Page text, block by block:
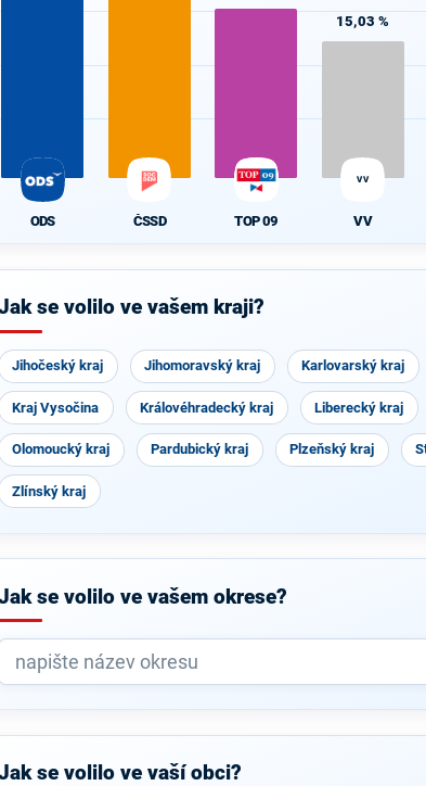
ODS ČSSD TOP 09
15,03 %
VV
VV
se volilo ve vašem kraji?
Jihočeský kraj Jihomoravský kraj Karlovarský kraj
Kraj Vysočina Královéhradecký kraj Liberecký kraj
Olomoucký kraj Pardubický kraj Plzeňský kraj
Zlínský kraj
se volilo ve vašem okrese?
se volilo ve vaší obci?